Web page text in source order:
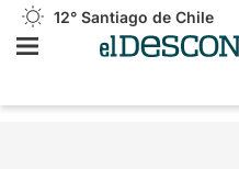
12° Santiago de Chile